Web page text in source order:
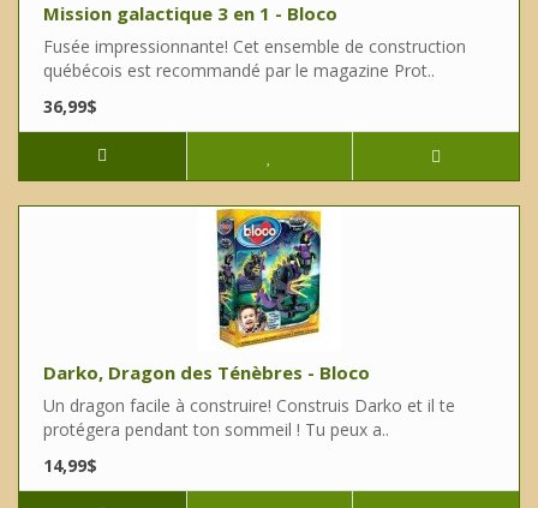
Mission galactique 3 en 1 - Bloco
Fusée impressionnante! Cet ensemble de construction
québécois est recommandé par le magazine Prot..
36,99$
Darko, Dragon des Ténèbres - Bloco
Un dragon facile à construire! Construis Darko et il te
protégera pendant ton sommeil ! Tu peux a..
14,99$